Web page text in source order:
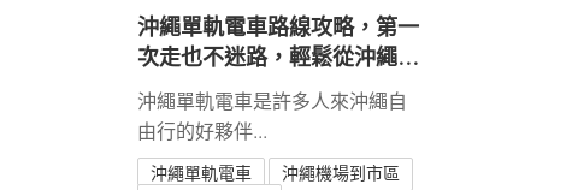
沖繩單軌電車路線攻略，第一
次走也不迷路，輕鬆從沖繩機
場到市區
沖繩單軌電車是許多人來沖繩自
由行的好夥伴...
沖繩單軌電車
沖繩機場到市區